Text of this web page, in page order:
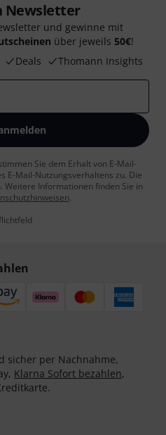
Newsletter
und gewinne mit
über jeweils 50€!
Deals Thomann Insights
Sie dem Erhalt von E-Mail-
E-Mail-Nutzungsverhaltens zu. Die
Informationen finden Sie in
.
sicher per Nachnahme,
Klarna Sofort bezahlen,